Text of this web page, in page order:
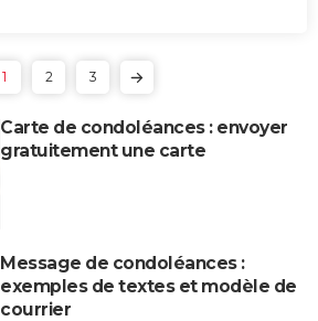
1 2 3
Carte de condoléances : envoyer
gratuitement une carte
Message de condoléances :
exemples de textes et modèle de
courrier